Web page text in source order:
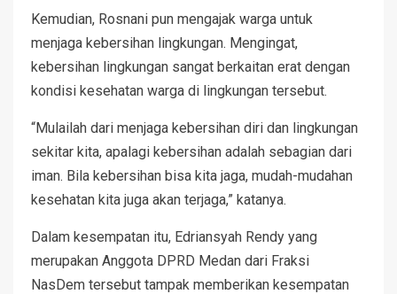
Kemudian, Rosnani pun mengajak warga untuk
menjaga kebersihan lingkungan. Mengingat,
kebersihan lingkungan sangat berkaitan erat dengan
kondisi kesehatan warga di lingkungan tersebut.
“Mulailah dari menjaga kebersihan diri dan lingkungan
sekitar kita, apalagi kebersihan adalah sebagian dari
iman. Bila kebersihan bisa kita jaga, mudah-mudahan
kesehatan kita juga akan terjaga,” katanya.
Dalam kesempatan itu, Edriansyah Rendy yang
merupakan Anggota DPRD Medan dari Fraksi
NasDem tersebut tampak memberikan kesempatan